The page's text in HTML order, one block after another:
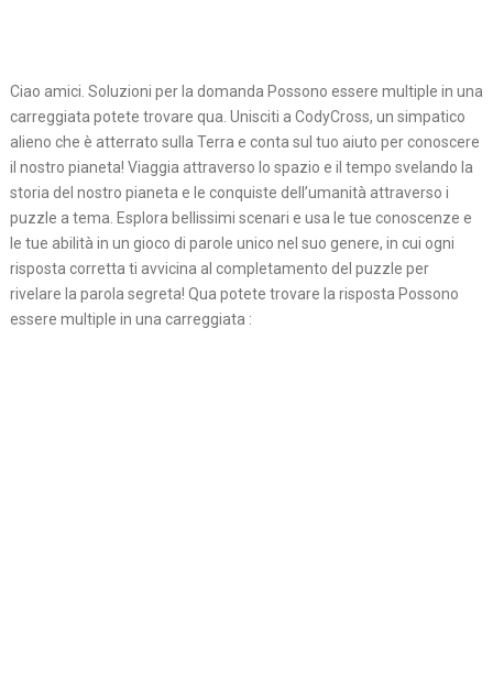
Ciao amici. Soluzioni per la domanda Possono essere multiple in una
carreggiata potete trovare qua. Unisciti a CodyCross, un simpatico
alieno che è atterrato sulla Terra e conta sul tuo aiuto per conoscere
il nostro pianeta! Viaggia attraverso lo spazio e il tempo svelando la
storia del nostro pianeta e le conquiste dell’umanità attraverso i
puzzle a tema. Esplora bellissimi scenari e usa le tue conoscenze e
le tue abilità in un gioco di parole unico nel suo genere, in cui ogni
risposta corretta ti avvicina al completamento del puzzle per
rivelare la parola segreta! Qua potete trovare la risposta Possono
essere multiple in una carreggiata :